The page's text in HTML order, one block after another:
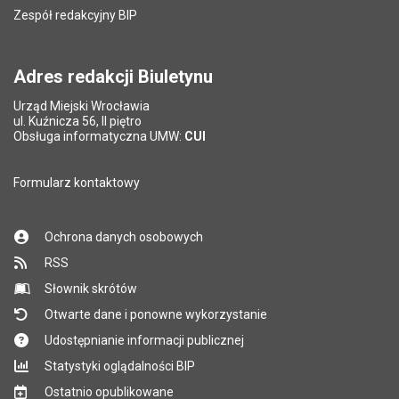
Liczba wyświetleń:
Pytanie antyspamowe
*
Pole wymagane
Zespół redakcyjny BIP
Adres redakcji Biuletynu
Urząd Miejski Wrocławia
ul. Kuźnicza 56, II piętro
Obsługa informatyczna UMW: CUI
Formularz kontaktowy
Ochrona danych osobowych
RSS
Słownik skrótów
Otwarte dane i ponowne wykorzystanie
Udostępnianie informacji publicznej
Statystyki oglądalności BIP
Ostatnio opublikowane